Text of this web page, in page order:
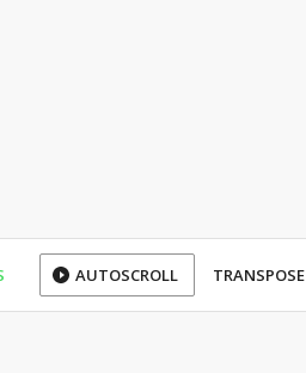
AUTOSCROLL TRANSPOSE